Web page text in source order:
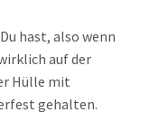
hast, also wenn
auf der
Hülle mit
gehalten.